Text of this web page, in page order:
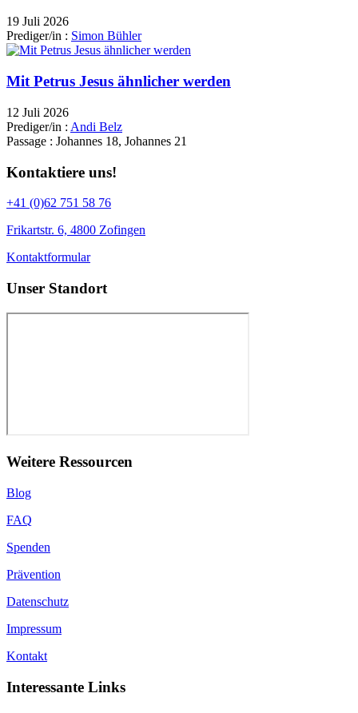
19 Juli 2026
Prediger/in : Simon Bühler
Mit Petrus Jesus ähnlicher werden
12 Juli 2026
Prediger/in : Andi Belz
Passage : Johannes 18, Johannes 21
Kontaktiere uns!
+41 (0)62 751 58 76
Frikartstr. 6, 4800 Zofingen
Kontaktformular
Unser Standort
Weitere Ressourcen
Blog
FAQ
Spenden
Prävention
Datenschutz
Impressum
Kontakt
Interessante Links